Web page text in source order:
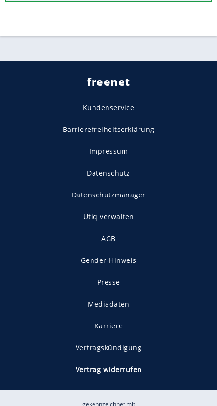
freenet
Kundenservice
Barrierefreiheitserklärung
Impressum
Datenschutz
Datenschutzmanager
Utiq verwalten
AGB
Gender-Hinweis
Presse
Mediadaten
Karriere
Vertragskündigung
Vertrag widerrufen
gekennzeichnet mit